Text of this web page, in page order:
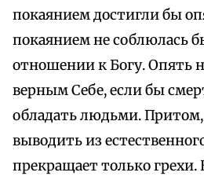
покаянием достигли бы
покаянием не соблюлась
отношении к Богу. Опять
верным Себе, если бы
обладать людьми.
выводить из
прекращает только грехи.